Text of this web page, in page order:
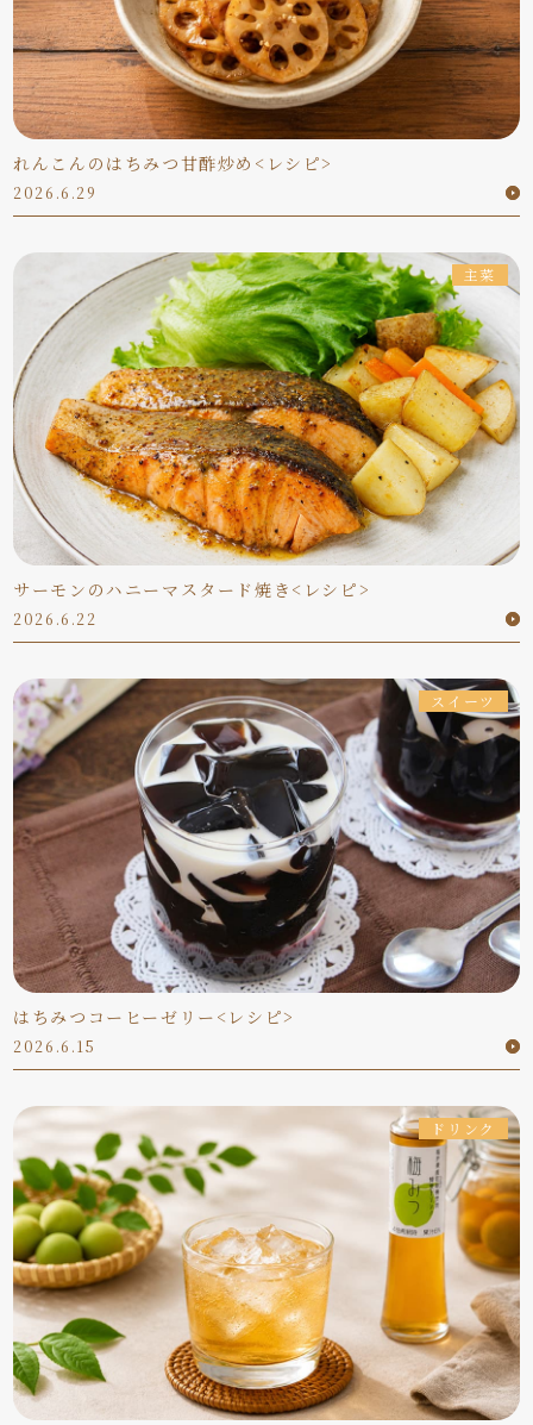
れんこんのはちみつ甘酢炒め<レシピ>
2026.6.29
主菜
サーモンのハニーマスタード焼き<レシピ>
2026.6.22
スイーツ
はちみつコーヒーゼリー<レシピ>
2026.6.15
ドリンク